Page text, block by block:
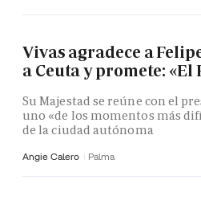
Vivas agradece a
a Ceuta y promete: «El
Su Majestad se reúne con el
uno «de los momentos más
de la ciudad autónoma
Angie Calero Palma